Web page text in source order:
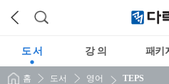
도 서 강 의 패키
홈 도서 영어 TEPS